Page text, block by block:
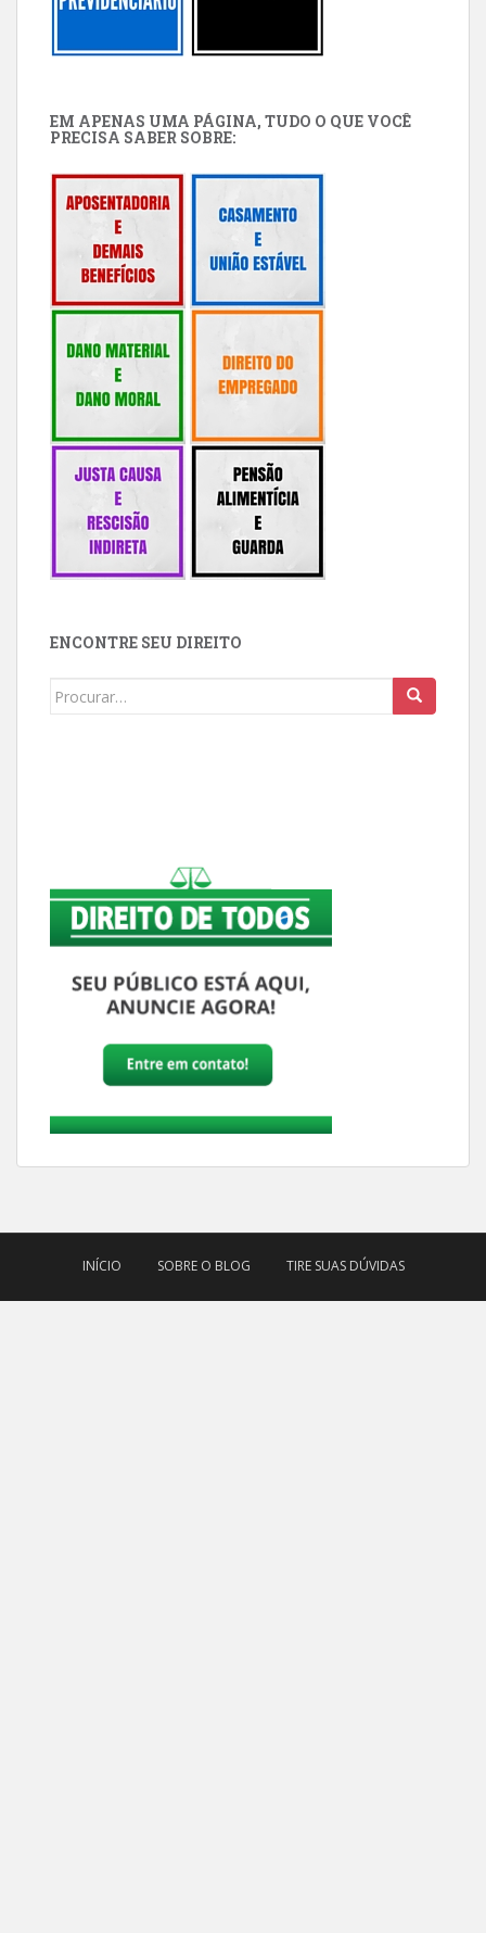
EM APENAS UMA PÁGINA, TUDO O QUE VOCÊ
PRECISA SABER SOBRE:
ENCONTRE SEU DIREITO
Buscar:
INÍCIO SOBRE O BLOG TIRE SUAS DÚVIDAS